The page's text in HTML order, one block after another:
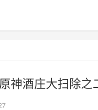
神酒庄大扫除之